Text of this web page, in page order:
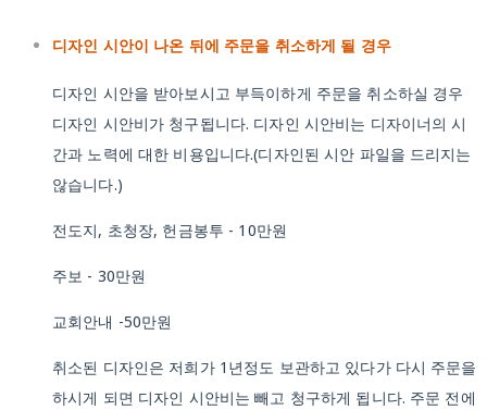
디자인 시안이 나온 뒤에 주문을 취소하게 될 경우
디자인 시안을 받아보시고 부득이하게 주문을 취소하실 경우
디자인 시안비가 청구됩니다. 디자인 시안비는 디자이너의 시
간과 노력에 대한 비용입니다.(디자인된 시안 파일을 드리지는
않습니다.)
전도지, 초청장, 헌금봉투 - 10만원
주보 - 30만원
교회안내 -50만원
취소된 디자인은 저희가 1년정도 보관하고 있다가 다시 주문을
하시게 되면 디자인 시안비는 빼고 청구하게 됩니다. 주문 전에